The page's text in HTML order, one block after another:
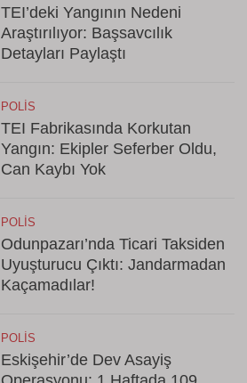
TEI’deki Yangının Nedeni
Araştırılıyor: Başsavcılık
Detayları Paylaştı
POLIS
TEI Fabrikasında Korkutan
Yangın: Ekipler Seferber Oldu,
Can Kaybı Yok
POLIS
Odunpazarı’nda Ticari Taksiden
Uyuşturucu Çıktı: Jandarmadan
Kaçamadılar!
POLIS
Eskişehir’de Dev Asayiş